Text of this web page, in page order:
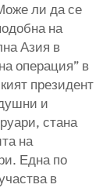
ли да се
на
Азия в
операция” в
президент
и
стана
на
Една по
в